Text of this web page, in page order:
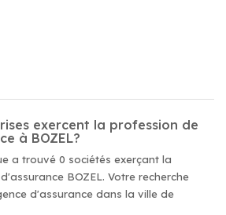
exercent la profession de
à BOZEL?
a trouvé 0 sociétés exerçant la
BOZEL. Votre recherche
d'assurance dans la ville de